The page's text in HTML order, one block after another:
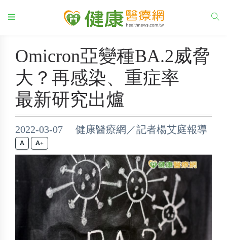
Omicron亞變種BA.2威脅
大？再感染、重症率
最新研究出爐
2022-03-07 健康醫療網／記者楊艾庭報導
+